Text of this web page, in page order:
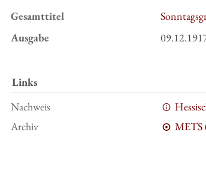
Gesamttitel
Ausgabe
Links
Nachweis
Archiv